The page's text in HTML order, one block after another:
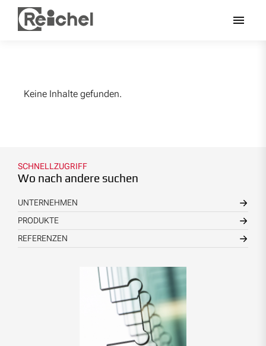
Keine Inhalte gefunden.
SCHNELLZUGRIFF
Wo nach andere suchen
UNTERNEHMEN
PRODUKTE
REFERENZEN